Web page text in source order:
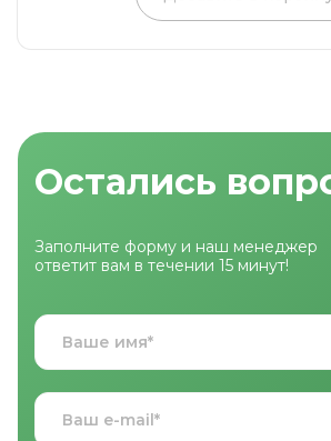
Остались
Заполните форму и наш менеджер
ответит вам в течении 15 минут!